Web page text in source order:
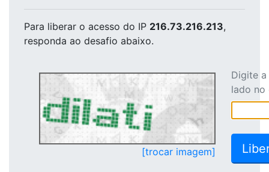
Para liberar o acesso do IP 216.73.216.213,
responda ao desafio abaixo.
[trocar imagem]
Digite
lado no